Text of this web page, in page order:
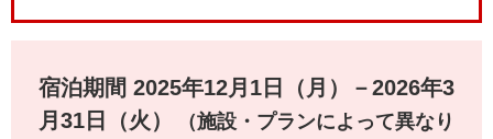
宿泊期間 2025年12月1日（月）－2026年3
月31日（火）
（施設・プランによって異なり